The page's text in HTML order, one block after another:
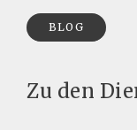
BLOG
Zu den